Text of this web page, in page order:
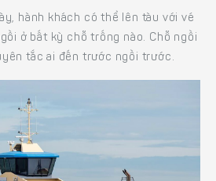
hành khách có thể lên tàu với vé
ở bất kỳ chỗ trống nào. Chỗ ngồi
tắc ai đến trước ngồi trước.